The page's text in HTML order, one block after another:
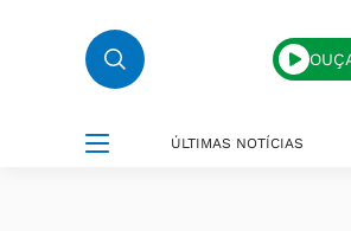
ÚLTIMAS NOTÍCIAS